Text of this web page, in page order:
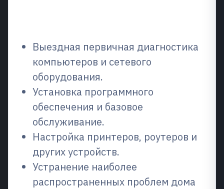
Выездная первичная диагностика
компьютеров и сетевого
оборудования.
Установка программного
обеспечения и базовое
обслуживание.
Настройка принтеров, роутеров и
других устройств.
Устранение наиболее
распространенных проблем дома